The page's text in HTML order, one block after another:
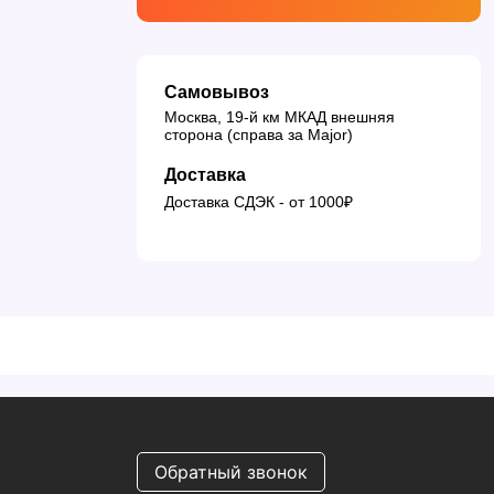
Самовывоз
Москва, 19-й км МКАД внешняя
сторона (справа за Major)
Доставка
Доставка СДЭК - от 1000₽
Обратный звонок